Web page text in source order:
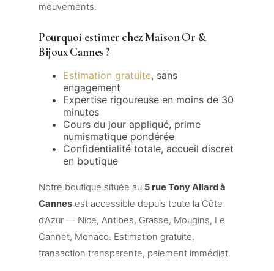
mouvements.
Pourquoi estimer chez Maison Or &
Bijoux Cannes ?
Estimation gratuite, sans
engagement
Expertise rigoureuse en moins de 30
minutes
Cours du jour appliqué, prime
numismatique pondérée
Confidentialité totale, accueil discret
en boutique
Notre boutique située au 5 rue Tony Allard à
Cannesest accessible depuis toute la Côte
d’Azur — Nice, Antibes, Grasse, Mougins, Le
Cannet, Monaco. Estimation gratuite,
transaction transparente, paiement immédiat.